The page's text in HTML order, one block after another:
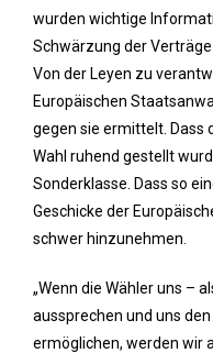
wurden wichtige
Schwärzung der
Von der Leyen zu
Europäischen
gegen sie ermittelt. Dass
Wahl ruhend gestellt
Sonderklasse. Dass so
Geschicke der
schwer hinzunehmen.
„Wenn die Wähler uns –
aussprechen und uns
ermöglichen, werden wir